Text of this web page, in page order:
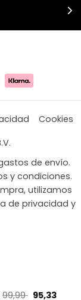
Cookies
de envío.
y condiciones.
utilizamos
de privacidad y
99,99 El
95,33